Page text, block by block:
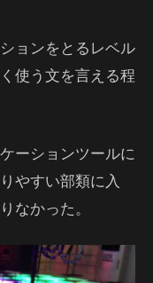
ョンをとるレベル
使う文を言える程
ーションツールに
やすい部類に入
なかった。